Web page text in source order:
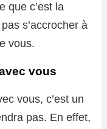
que c’est la
s’accrocher à
vous.
vous
vous, c’est un
pas. En effet,